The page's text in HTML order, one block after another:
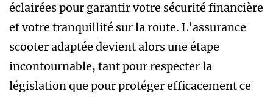
éclairées pour garantir votre sécurité financière
et votre tranquillité sur la route. L’assurance
scooter adaptée devient alors une étape
incontournable, tant pour respecter la
législation que pour protéger efficacement ce